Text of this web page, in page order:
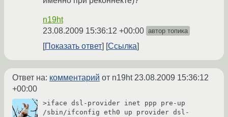
n19ht
23.08.2009 15:36:12 +00:00 автор топика
Показать ответ Ссылка
Ответ на: комментарий от n19ht23.08.2009 15:36:12
+00:00
>iface dsl-provider inet ppp pre-up
/sbin/ifconfig eth0 up provider dsl-